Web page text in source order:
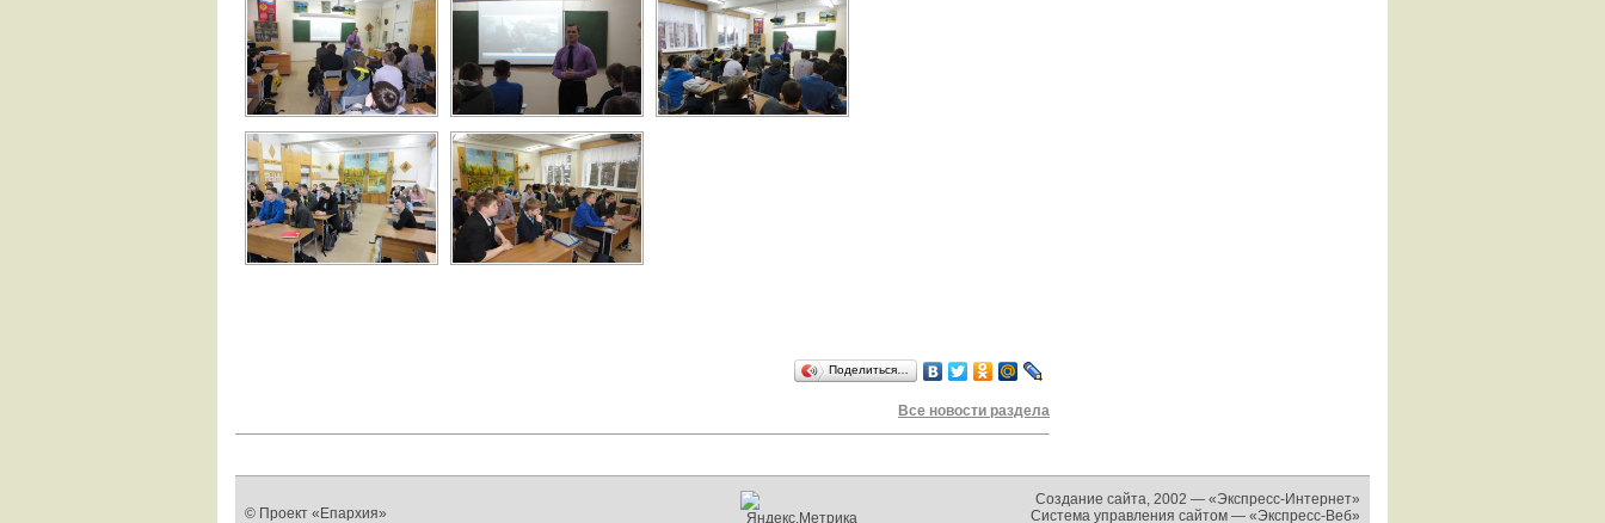
Поделиться…
Все новости раздела
© Проект «Епархия»
Создание сайта, 2002 — «Экспресс-Интернет»
Система управления сайтом — «Экспресс-Веб»